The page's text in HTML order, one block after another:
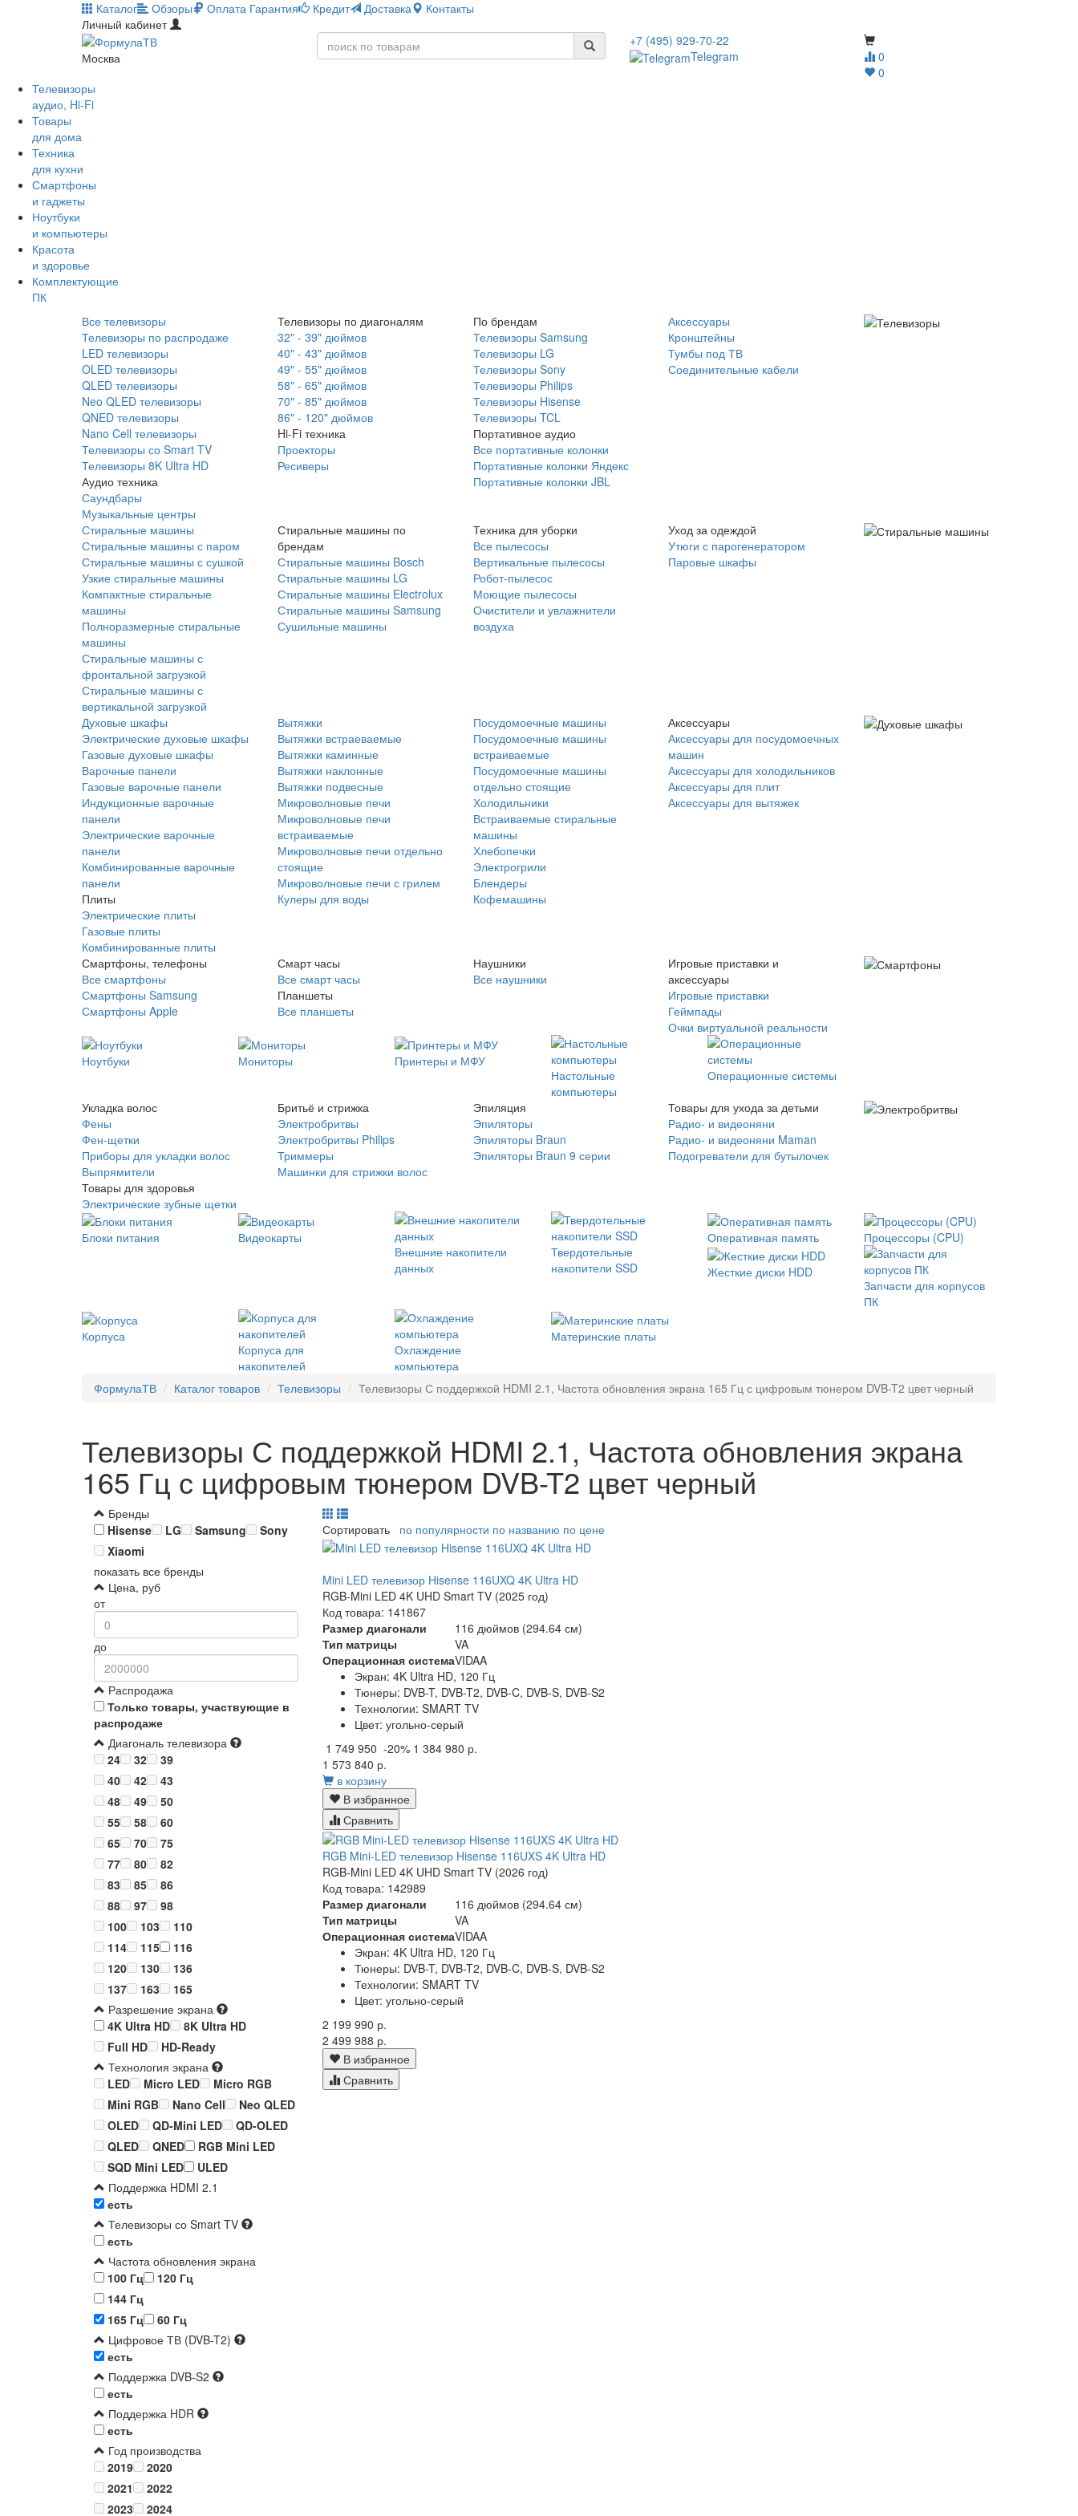
Каталог Обзоры Оплата Гарантия Кредит Доставка
Контакты
Личный кабинет
Москва
0
0
+7 (495) 929-70-22
Telegram
Телевизоры
аудио, Hi-Fi
Товары
для дома
Техника
для кухни
Смартфоны
и гаджеты
Ноутбуки
и компьютеры
Красота
и здоровье
Комплектующие
ПК
Все телевизоры
Телевизоры по распродаже
LED телевизоры
OLED телевизоры
QLED телевизоры
Neo QLED телевизоры
QNED телевизоры
Nano Cell телевизоры
Телевизоры со Smart TV
Телевизоры 8K Ultra HD
Аудио техника
Саундбары
Музыкальные центры
Телевизоры по диагоналям
32" - 39" дюймов
40" - 43" дюймов
49" - 55" дюймов
58" - 65" дюймов
70" - 85" дюймов
86" - 120" дюймов
Hi-Fi техника
Проекторы
Ресиверы
По брендам
Телевизоры Samsung
Телевизоры LG
Телевизоры Sony
Телевизоры Philips
Телевизоры Hisense
Телевизоры TCL
Портативное аудио
Все портативные колонки
Портативные колонки Яндекс
Портативные колонки JBL
Аксессуары
Кронштейны
Тумбы под ТВ
Соединительные кабели
Стиральные машины
Стиральные машины с паром
Стиральные машины с сушкой
Узкие стиральные машины
Компактные стиральные
машины
Полноразмерные стиральные
машины
Стиральные машины с
фронтальной загрузкой
Стиральные машины с
вертикальной загрузкой
Стиральные машины по
брендам
Стиральные машины Bosch
Стиральные машины LG
Стиральные машины Electrolux
Стиральные машины Samsung
Сушильные машины
Техника для уборки
Все пылесосы
Вертикальные пылесосы
Робот-пылесос
Моющие пылесосы
Очистители и увлажнители
воздуха
Уход за одеждой
Утюги с парогенератором
Паровые шкафы
Духовые шкафы
Электрические духовые шкафы
Газовые духовые шкафы
Варочные панели
Газовые варочные панели
Индукционные варочные
панели
Электрические варочные
панели
Комбинированные варочные
панели
Плиты
Электрические плиты
Газовые плиты
Комбинированные плиты
Вытяжки
Вытяжки встраеваемые
Вытяжки каминные
Вытяжки наклонные
Вытяжки подвесные
Микроволновые печи
Микроволновые печи
встраиваемые
Микроволновые печи отдельно
стоящие
Микроволновые печи с грилем
Кулеры для воды
Посудомоечные машины
Посудомоечные машины
встраиваемые
Посудомоечные машины
отдельно стоящие
Холодильники
Встраиваемые стиральные
машины
Хлебопечки
Электрогрили
Блендеры
Кофемашины
Аксессуары
Аксессуары для посудомоечных
машин
Аксессуары для холодильников
Аксессуары для плит
Аксессуары для вытяжек
Смартфоны, телефоны
Все смартфоны
Смартфоны Samsung
Смартфоны Apple
Смарт часы
Все смарт часы
Планшеты
Все планшеты
Наушники
Все наушники
Игровые приставки и
аксессуары
Игровые приставки
Геймпады
Очки виртуальной реальности
Ноутбуки Мониторы
Принтеры и МФУ
Настольные
компьютеры
Операционные системы
Укладка волос
Фены
Фен-щетки
Приборы для укладки волос
Выпрямители
Товары для здоровья
Электрические зубные щетки
Бритьё и стрижка
Электробритвы
Электробритвы Philips
Триммеры
Машинки для стрижки волос
Эпиляция
Эпиляторы
Эпиляторы Braun
Эпиляторы Braun 9 серии
Товары для ухода за детьми
Радио- и видеоняни
Радио- и видеоняни Maman
Подогреватели для бутылочек
Блоки питания
Видеокарты
Внешние накопители
данных
Твердотельные
накопители SSD
Оперативная память Процессоры (CPU)
Жесткие диски HDD
Запчасти для корпусов
ПК
Корпуса
Корпуса для
накопителей
Охлаждение
компьютера
Материнские платы
ФормулаТВ Каталог товаров Телевизоры Телевизоры С поддержкой HDMI 2.1, Частота обновления экрана 165 Гц с цифровым тюнером DVB-T2 цвет черный
Телевизоры С поддержкой HDMI 2.1, Частота обновления экрана
165 Гц с цифровым тюнером DVB-T2 цвет черный
Бренды
Hisense
LG Samsung
Sony
Xiaomi
показать все бренды
Цена, руб
от
до
Распродажа
Только товары, участвующие в
распродаже
Диагональ телевизора
24
32
39
40
42
43
48
49
50
55
58
60
65
70
75
77
80
82
83
85
86
88
97
98
100
103
110
114
115
116
120
130
136
137
163
165
Разрешение экрана
4K Ultra HD
8K Ultra HD
Full HD
HD-Ready
Технология экрана
LED
Micro LED
Micro RGB
Mini RGB
Nano Cell
Neo QLED
OLED
QD-Mini LED
QD-OLED
QLED
QNED
RGB Mini LED
SQD Mini LED
ULED
Поддержка HDMI 2.1
есть
Телевизоры со Smart TV
есть
Частота обновления экрана
100 Гц
120 Гц
144 Гц
165 Гц
60 Гц
Цифровое ТВ (DVB-T2)
есть
Поддержка DVB-S2
есть
Поддержка HDR
есть
Год производства
2019
2020
2021
2022
2023
2024
Сортировать по популярности по названию по цене
Mini LED телевизор Hisense 116UXQ 4K Ultra HD
RGB-Mini LED 4K UHD Smart TV (2025 год)
Код товара: 141867
Размер диагонали
116 дюймов (294.64 см)
Тип матрицы
VA
Операционная системаVIDAA
Экран: 4K Ultra HD, 120 Гц
Тюнеры: DVB-T, DVB-T2, DVB-C, DVB-S, DVB-S2
Технологии: SMART TV
Цвет: угольно-серый
1 749 950 -20% 1 384 980 р.
1 573 840 р.
в корзину
В избранное
Сравнить
RGB Mini-LED телевизор Hisense 116UXS 4K Ultra HD
RGB-Mini LED 4K UHD Smart TV (2026 год)
Код товара: 142989
Размер диагонали
116 дюймов (294.64 см)
Тип матрицы
VA
Операционная системаVIDAA
Экран: 4K Ultra HD, 120 Гц
Тюнеры: DVB-T, DVB-T2, DVB-C, DVB-S, DVB-S2
Технологии: SMART TV
Цвет: угольно-серый
2 199 990 р.
2 499 988 р.
В избранное
Сравнить